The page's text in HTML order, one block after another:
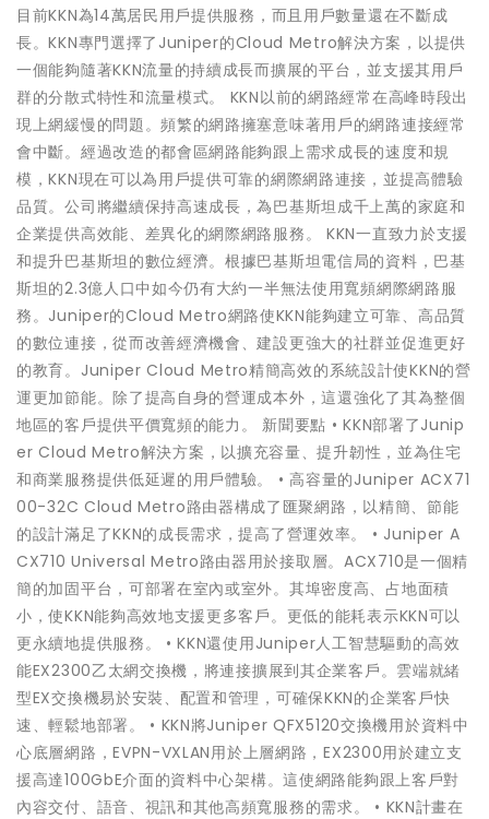
目前KKN為14萬居民用戶提供服務，而且用戶數量還在不斷成
長。KKN專門選擇了Juniper的Cloud Metro解決方案，以提供
一個能夠隨著KKN流量的持續成長而擴展的平台，並支援其用戶
群的分散式特性和流量模式。 KKN以前的網路經常在高峰時段出
現上網緩慢的問題。頻繁的網路擁塞意味著用戶的網路連接經常
會中斷。經過改造的都會區網路能夠跟上需求成長的速度和規
模，KKN現在可以為用戶提供可靠的網際網路連接，並提高體驗
品質。公司將繼續保持高速成長，為巴基斯坦成千上萬的家庭和
企業提供高效能、差異化的網際網路服務。 KKN一直致力於支援
和提升巴基斯坦的數位經濟。根據巴基斯坦電信局的資料，巴基
斯坦的2.3億人口中如今仍有大約一半無法使用寬頻網際網路服
務。Juniper的Cloud Metro網路使KKN能夠建立可靠、高品質
的數位連接，從而改善經濟機會、建設更強大的社群並促進更好
的教育。Juniper Cloud Metro精簡高效的系統設計使KKN的營
運更加節能。除了提高自身的營運成本外，這還強化了其為整個
地區的客戶提供平價寬頻的能力。 新聞要點 • KKN部署了Junip
er Cloud Metro解決方案，以擴充容量、提升韌性，並為住宅
和商業服務提供低延遲的用戶體驗。 • 高容量的Juniper ACX71
00-32C Cloud Metro路由器構成了匯聚網路，以精簡、節能
的設計滿足了KKN的成長需求，提高了營運效率。 • Juniper A
CX710 Universal Metro路由器用於接取層。ACX710是一個精
簡的加固平台，可部署在室內或室外。其埠密度高、占地面積
小，使KKN能夠高效地支援更多客戶。更低的能耗表示KKN可以
更永續地提供服務。 • KKN還使用Juniper人工智慧驅動的高效
能EX2300乙太網交換機，將連接擴展到其企業客戶。雲端就緒
型EX交換機易於安裝、配置和管理，可確保KKN的企業客戶快
速、輕鬆地部署。 • KKN將Juniper QFX5120交換機用於資料中
心底層網路，EVPN-VXLAN用於上層網路，EX2300用於建立支
援高達100GbE介面的資料中心架構。這使網路能夠跟上客戶對
內容交付、語音、視訊和其他高頻寬服務的需求。 • KKN計畫在